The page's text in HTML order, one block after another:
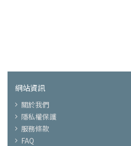
網站資訊
關於我們
隱私權保護
服務條款
FAQ